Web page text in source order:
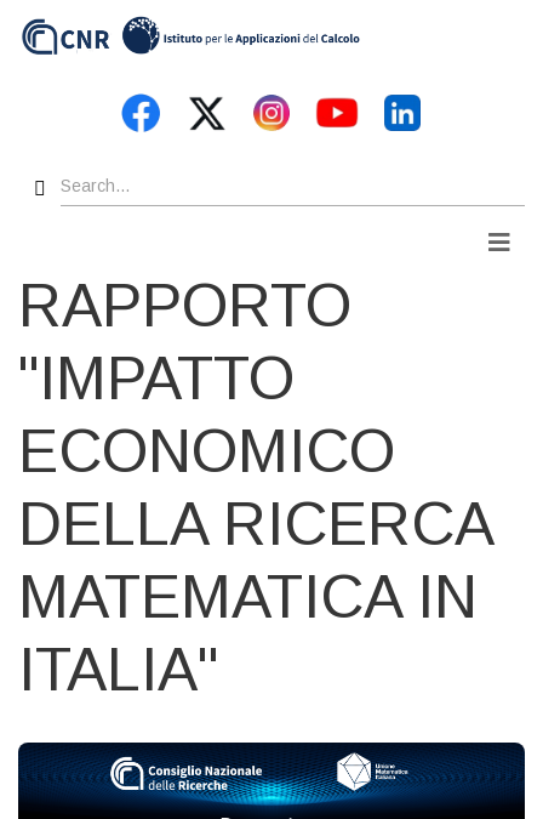
Search
RAPPORTO
"IMPATTO
ECONOMICO
DELLA RICERCA
MATEMATICA IN
ITALIA"